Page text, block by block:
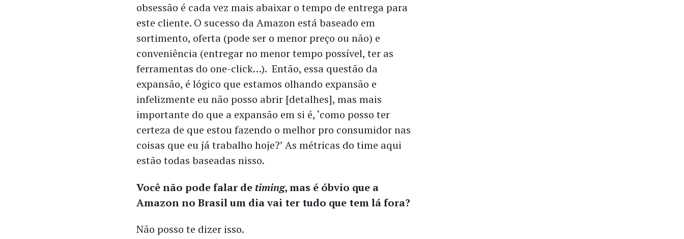
obsessão é cada vez mais abaixar o tempo de entrega para
este cliente. O sucesso da Amazon está baseado em
sortimento, oferta (pode ser o menor preço ou não) e
conveniência (entregar no menor tempo possível, ter as
ferramentas do one-click…). Então, essa questão da
expansão, é lógico que estamos olhando expansão e
infelizmente eu não posso abrir [detalhes], mas mais
importante do que a expansão em si é, ‘como posso ter
certeza de que estou fazendo o melhor pro consumidor nas
coisas que eu já trabalho hoje?’ As métricas do time aqui
estão todas baseadas nisso.
Você não pode falar de timing, mas é óbvio que a
Amazon no Brasil um dia vai ter tudo que tem lá fora?
Não posso te dizer isso.